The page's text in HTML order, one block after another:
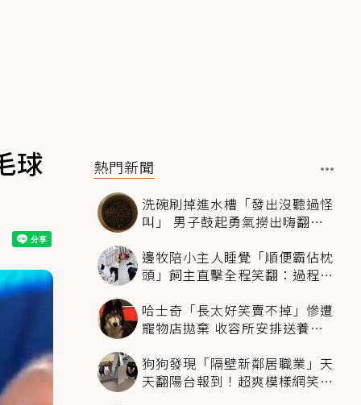
球
熱門新聞
洗碗刷掉進水槽「發出沒聽過怪
叫」 男子鼓起勇氣撈出嗨翻：
邊牧陪小主人睡覺「順便霸佔枕
頭」飼主直擊全程笑翻：過程絲
哈士奇「長太好笑賣不掉」慘遭
寵物店拋棄 收容所安排送養活
狗狗發現「隔壁新鄰居職業」天
天翻陽台報到！超爽模樣網笑